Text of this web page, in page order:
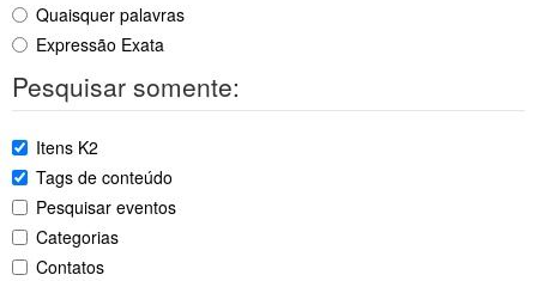
Quaisquer palavras
Expressão Exata
Pesquisar somente:
Itens K2
Tags de conteúdo
Pesquisar eventos
Categorias
Contatos